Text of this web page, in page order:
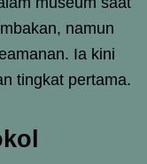
namun
Ia kini
tingkat pertama.